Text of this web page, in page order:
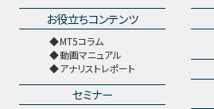
お役立ちコンテンツ
MT5コラム
動画マニュアル
アナリストレポート
セミナー